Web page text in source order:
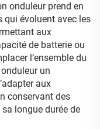
onduleur prend en
qui évoluent avec les
aux
de batterie ou
l’ensemble du
un
aux
conservant des
longue durée de